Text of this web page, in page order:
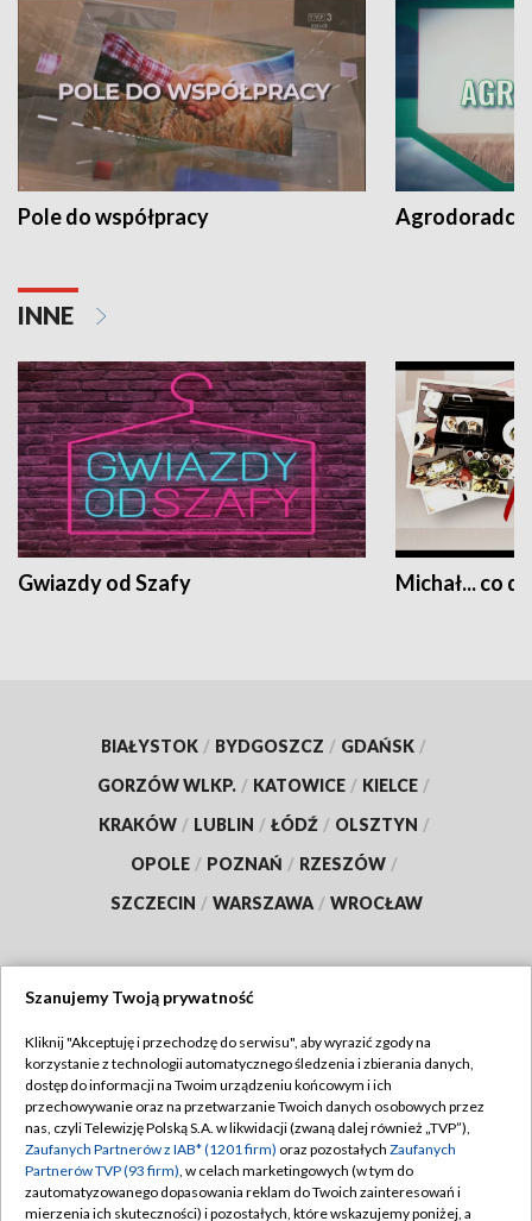
Pole do współpracy Agrodoradcy
INNE
Gwiazdy od Szafy Michał... co
BIAŁYSTOK / BYDGOSZCZ / GDAŃSK /
GORZÓW WLKP. / KATOWICE / KIELCE /
KRAKÓW / LUBLIN / ŁÓDŹ / OLSZTYN /
OPOLE / POZNAŃ / RZESZÓW /
SZCZECIN / WARSZAWA / WROCŁAW
TVP
Abonament TVP
Emisja w TVP
Centrum informacji TVP
Regulamin TVP
Polityka prywatności
Moje zgody
Szanujemy Twoją prywatność
Kliknij "Akceptuję i przechodzę do serwisu", aby wyrazić zgody na
korzystanie z technologii automatycznego śledzenia i zbierania danych,
dostęp do informacji na Twoim urządzeniu końcowym i ich
przechowywanie oraz na przetwarzanie Twoich danych osobowych przez
nas, czyli Telewizję Polską S.A. w likwidacji (zwaną dalej również „TVP”),
Zaufanych Partnerów z IAB* (1201 firm) oraz pozostałych Zaufanych
Partnerów TVP (93 firm), w celach marketingowych (w tym do
zautomatyzowanego dopasowania reklam do Twoich zainteresowań i
mierzenia ich skuteczności) i pozostałych, które wskazujemy poniżej, a